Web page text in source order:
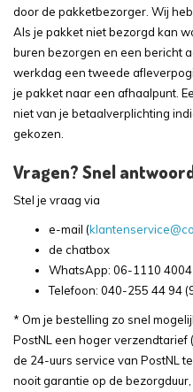
door de pakketbezorger. Wij
Als je pakket niet bezorgd kan
buren bezorgen en een bericht
werkdag een tweede
je pakket naar een afhaalpunt.
niet van je betaalverplichting
gekozen.
Vragen? Snel
Stel je vraag via
e-mail (
de chatbox
WhatsApp: 06-1110 4004
Telefoon: 040-255 44 94
* Om je bestelling zo snel
PostNL een hoger verzendtarief
de 24-uurs service van PostNL
nooit garantie op de